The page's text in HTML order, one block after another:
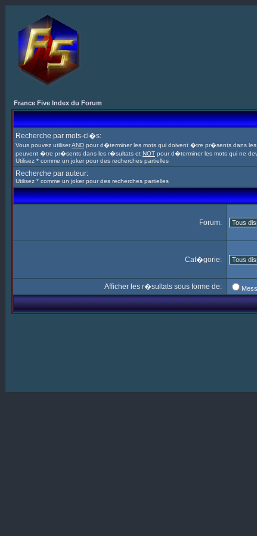
France Five Index du Forum
Recherche par mots-cl�s:
Vous pouvez utiliserAND pour d�terminer les mots qui doivent �tre pr�sents dans
peuvent �tre pr�sents dans les r�sultats et NOT pour d�terminer les mots qui ne
Utilisez * comme un joker pour des recherches partielles
Recherche par auteur:
Utilisez * comme un joker pour des recherches partielles
Forum:
Cat�gorie:
Afficher les r�sultats sous forme de: